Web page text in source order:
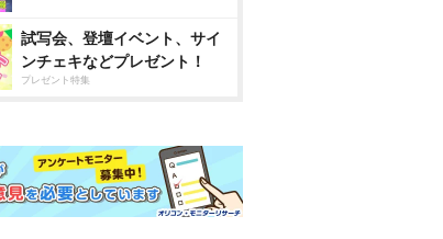
試写会、登壇イベント、サイ
ンチェキなどプレゼント！
プレゼント特集